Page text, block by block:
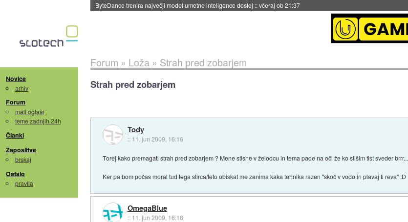
Spletne strani začele streči oglase za agente umetne inteligence::včeraj ob 21:23
Novice
arhiv
Forum
mali oglasi
teme zadnjih 24h
Članki
Zaposlitve
brskaj
Ostalo
pravila
Forum » Loža» Strah pred zobarjem
Strah pred zobarjem
Tody
:: 11. jun 2009, 16:16
Torej kako premagati strah pred zobarjem ? Mene stisne v želodcu in tema pade na oči že ko slišim tist sveder brrr...
Ker pa bom počas moral tud tega stirca/teto obiskat me zanima kaka tehnika razen "skoč v vodo in plavaj ti reva" :D
OmegaBlue
:: 11. jun 2009, 16:18